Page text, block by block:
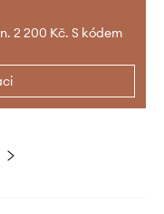
2 200 Kč. S kódem